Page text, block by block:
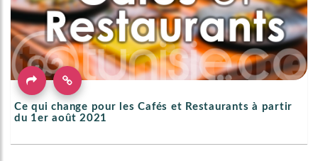
Ce qui change pour les Cafés et Restaurants à partir
du 1er août 2021